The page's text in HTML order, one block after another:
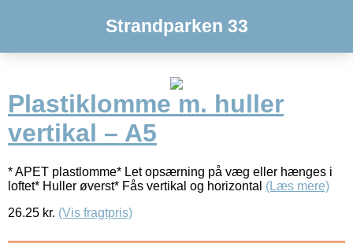
Strandparken 33
Plastiklomme m. huller
vertikal – A5
* APET plastlomme* Let opsærning på væg eller hænges i
loftet* Huller øverst* Fås vertikal og horizontal (Læs mere)
26.25 kr. (Vis fragtpris)